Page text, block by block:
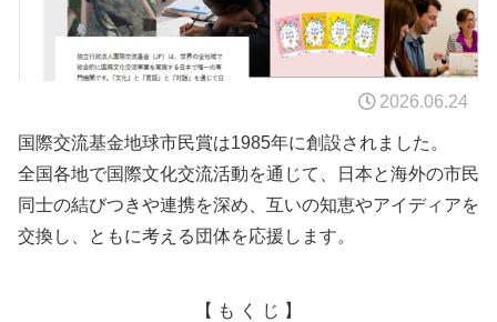
2026.06.24
国際交流基金地球市民賞は1985年に創設されました。
全国各地で国際文化交流活動を通じて、日本と海外の市民
同士の結びつきや連携を深め、互いの知恵やアイディアを
交換し、ともに考える団体を応援します。
【 も く じ 】